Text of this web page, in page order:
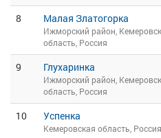
8 Малая Златогорка
Ижморский район,
область, Россия
9 Глухаринка
Ижморский район,
область, Россия
10 Успенка
Кемеровская область, Россия